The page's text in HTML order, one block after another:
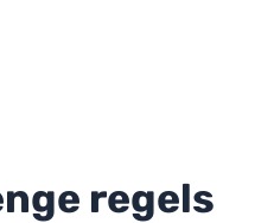
regels